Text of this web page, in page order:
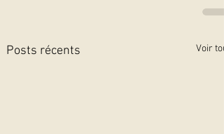
Posts récents Voir tout